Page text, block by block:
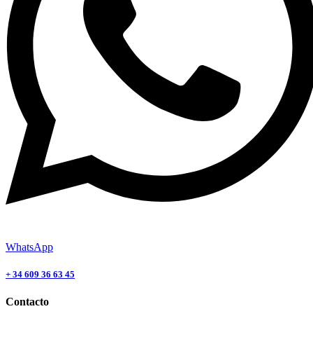
WhatsApp
+ 34 609 36 63 45
Contacto